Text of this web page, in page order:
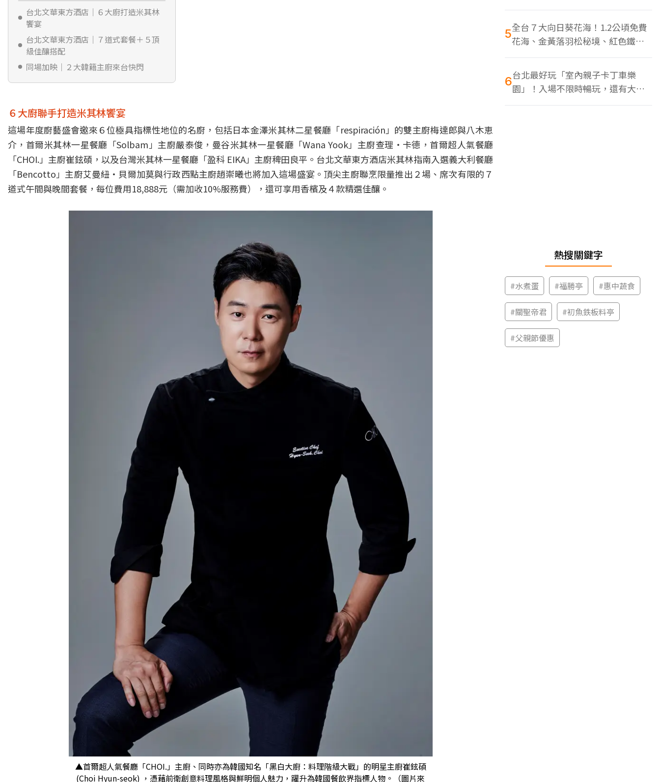
台北文華東方酒店｜６大廚打造米其林
饗宴
台北文華東方酒店｜７道式套餐＋５頂
級佳釀搭配
同場加映｜２大韓籍主廚來台快閃
６大廚聯手打造米其林饗宴
這場年度廚藝盛會邀來６位極具指標性地位的名廚，包括日本金澤米其林二星餐廳「respiración」的雙主廚梅達郎與八木恵
介，首爾米其林一星餐廳「Solbam」主廚嚴泰俊，曼谷米其林一星餐廳「Wana Yook」主廚查理・卡德，首爾超人氣餐廳
「CHOI.」主廚崔鉉碩，以及台灣米其林一星餐廳「盈科 EIKA」主廚稗田良平。台北文華東方酒店米其林指南入選義大利餐廳
「Bencotto」主廚艾曼紐・貝爾加莫與行政西點主廚趙崇曦也將加入這場盛宴。頂尖主廚聯烹限量推出２場、席次有限的７
道式午間與晚間套餐，每位費用18,888元（需加收10%服務費），還可享用香檳及４款精選佳釀。
▲首爾超人氣餐廳「CHOI.」主廚、同時亦為韓國知名「黑白大廚：料理階級大戰」的明星主廚崔鉉碩
(Choi Hyun-seok) ，憑藉前衛創意料理風格與鮮明個人魅力，躍升為韓國餐飲界指標人物。（圖片來
男，百款周邊買翻
5全台７大向日葵花海！1.2公頃免費
花海、金黃落羽松秘境、紅色鐵橋
同框
6台北最好玩「室內親子卡丁車樂
園」！入場不限時暢玩，還有大螢
幕Switch遊戲區
熱搜關鍵字
#水煮蛋 #福勝亭 #惠中蔬食
#關聖帝君 #初魚鉄板料亭
#父親節優惠